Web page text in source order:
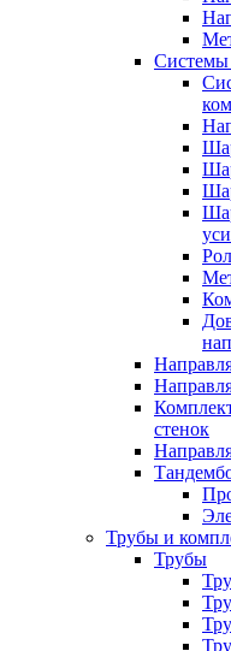
стенок
Трубы и
Трубы